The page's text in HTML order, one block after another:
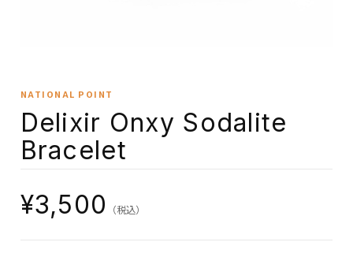
NATIONAL POINT
Delixir Onxy Sodalite
Bracelet
¥3,500
（税込）